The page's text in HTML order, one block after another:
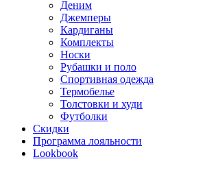
Деним
Джемперы
Кардиганы
Комплекты
Носки
Рубашки и поло
Спортивная одежда
Термобелье
Толстовки и худи
Футболки
Скидки
Программа лояльности
Lookbook